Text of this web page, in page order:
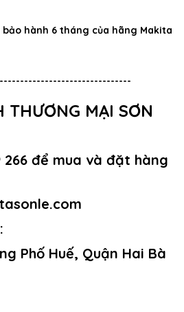
hành 6 tháng của hãng Makita
THƯƠNG MẠI SƠN
266 để mua và đặt hàng
Phố Huế, Quận Hai Bà